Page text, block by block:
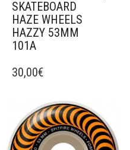
SKATEBOARD
HAZE WHEELS
HAZZY 53MM
101A
30,00€
Ajouter à mes favoris